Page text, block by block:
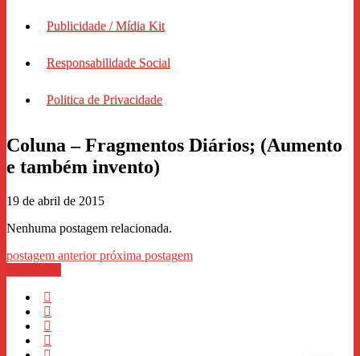
Publicidade / Mídia Kit
Responsabilidade Social
Politica de Privacidade
Coluna – Fragmentos Diários; (Aumento
e também invento)
19 de abril de 2015
Nenhuma postagem relacionada.
postagem anteriorpróxima postagem